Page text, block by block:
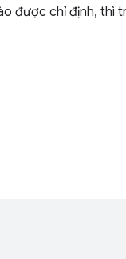
được chỉ định, thì